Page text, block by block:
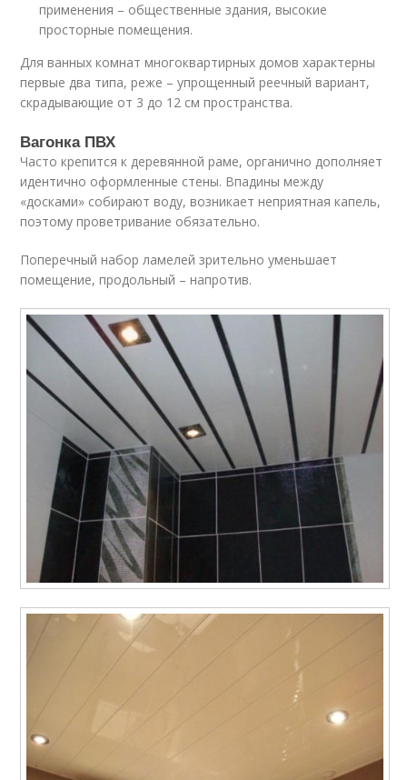
применения – общественные здания, высокие
просторные помещения.
Для ванных комнат многоквартирных домов характерны
первые два типа, реже – упрощенный реечный вариант,
скрадывающие от 3 до 12 см пространства.
Вагонка ПВХ
Часто крепится к деревянной раме, органично дополняет
идентично оформленные стены. Впадины между
«досками» собирают воду, возникает неприятная капель,
поэтому проветривание обязательно.
Поперечный набор ламелей зрительно уменьшает
помещение, продольный – напротив.